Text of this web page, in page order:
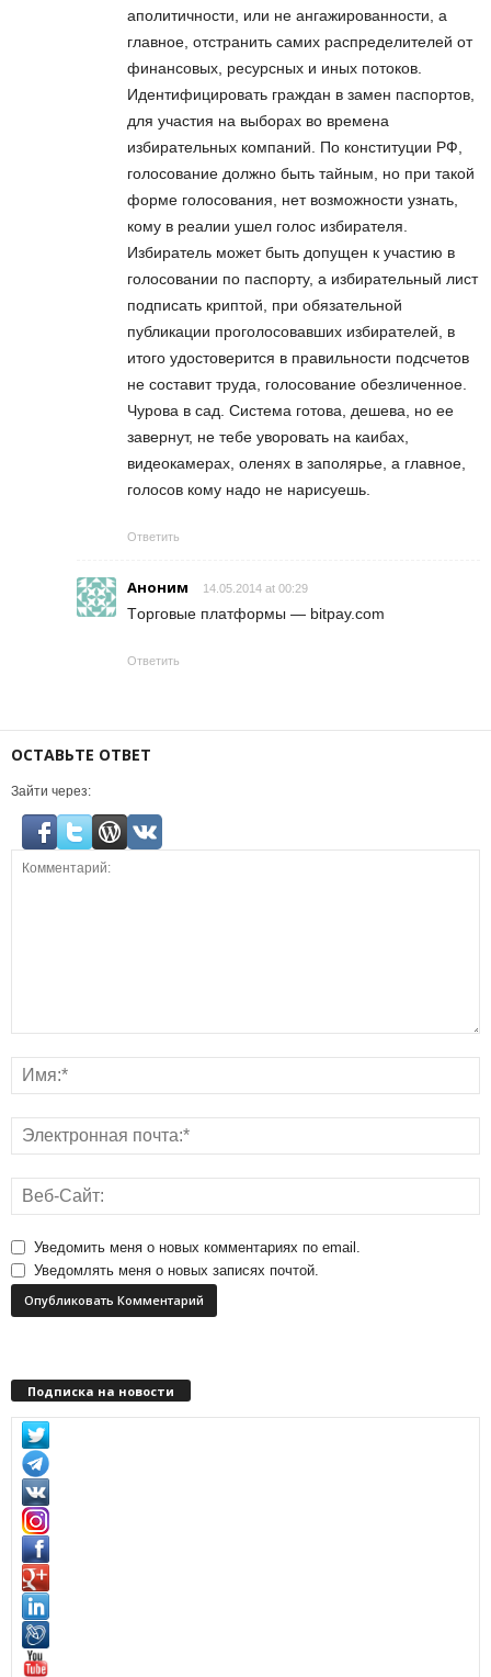
аполитичности, или не ангажированности, а
главное, отстранить самих распределителей от
финансовых, ресурсных и иных потоков.
Идентифицировать граждан в замен паспортов,
для участия на выборах во времена
избирательных компаний. По конституции РФ,
голосование должно быть тайным, но при такой
форме голосования, нет возможности узнать,
кому в реалии ушел голос избирателя.
Избиратель может быть допущен к участию в
голосовании по паспорту, а избирательный лист
подписать криптой, при обязательной
публикации проголосовавших избирателей, в
итого удостоверится в правильности подсчетов
не составит труда, голосование обезличенное.
Чурова в сад. Система готова, дешева, но ее
завернут, не тебе уворовать на каибах,
видеокамерах, оленях в заполярье, а главное,
голосов кому надо не нарисуешь.
Ответить
Аноним 14.05.2014 at 00:29
Tорговые платформы — bitpay.com
Ответить
ОСТАВЬТЕ ОТВЕТ
Зайти через:
Уведомить меня о новых комментариях по email.
Уведомлять меня о новых записях почтой.
Подписка на новости